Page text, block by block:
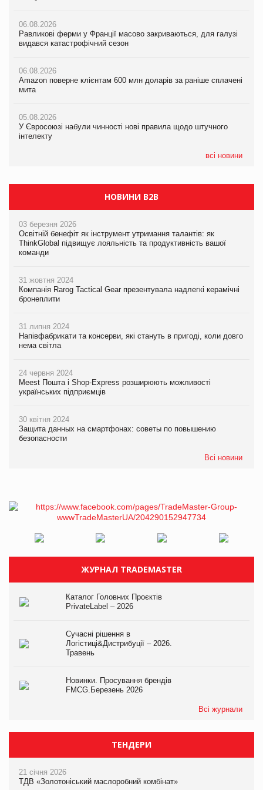
06.08.2026
Равликові ферми у Франції масово закриваються, для галузі
видався катастрофічний сезон
06.08.2026
Amazon поверне клієнтам 600 млн доларів за раніше сплачені
мита
05.08.2026
У Євросоюзі набули чинності нові правила щодо штучного
інтелекту
всі новини
06.08.2026
Равликові ферми у Франції масово закриваються, для галузі
видався катастрофічний сезон
06.08.2026
Amazon поверне клієнтам 600 млн доларів за раніше сплачені
мита
05.08.2026
У Євросоюзі набули чинності нові правила щодо штучного
інтелекту
06.08.2026
Amazon поверне клієнтам 600 млн доларів за раніше сплачені
мита
05.08.2026
У Євросоюзі набули чинності нові правила щодо штучного
інтелекту
05.08.2026
Рекламна платформа вимагає від Google компенсацію за
втрату 6,9 трлн рекламних показів
НОВИНИ B2B
03 березня 2026
Освітній бенефіт як інструмент утримання талантів: як
ThinkGlobal підвищує лояльність та продуктивність вашої
команди
31 жовтня 2024
Компанія Rarog Tactical Gear презентувала надлегкі керамічні
бронеплити
31 липня 2024
Напівфабрикати та консерви, які стануть в пригоді, коли довго
нема світла
24 червня 2024
Meest Пошта і Shop-Express розширюють можливості
українських підприємців
30 квітня 2024
Защита данных на смартфонах: советы по повышению
безопасности
Всі новини
ЖУРНАЛ TRADEMASTER
Каталог Головних Проєктів
PrivateLabel – 2026
Сучасні рішення в
Логістиці&Дистрибуції – 2026.
Травень
Новинки. Просування брендів
FMCG.Березень 2026
Всі журнали
ТЕНДЕРИ
21 січня 2026
ТДВ «Золотоніський маслоробний комбінат»